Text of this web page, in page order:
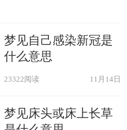
梦见自己感染新冠是
什么意思
23322阅读 11月14日
梦见床头或床上长草